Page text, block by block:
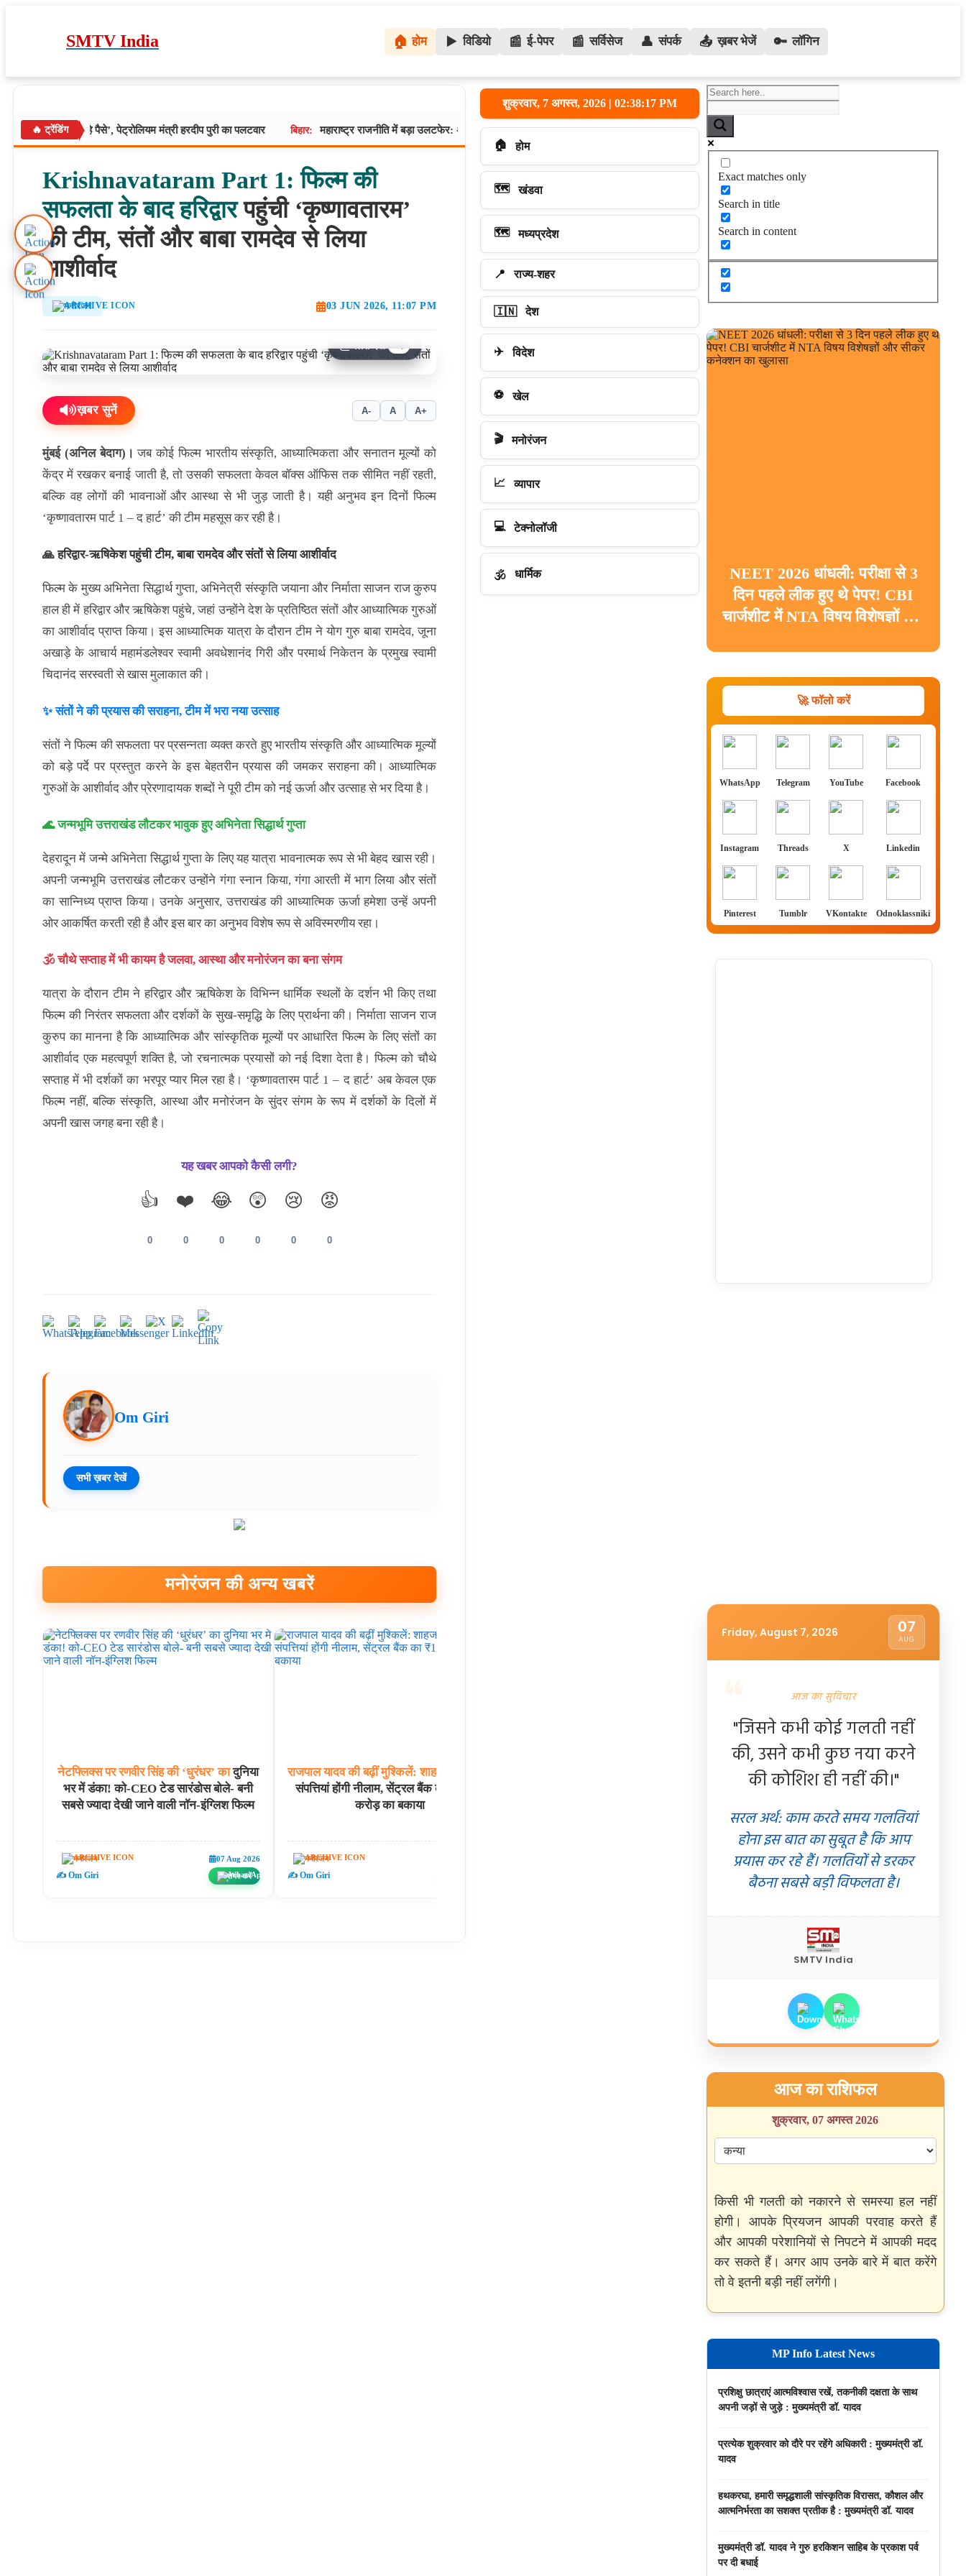
SMTV India 🏠 होम ▶️ विडियो 📰 ई-पेपर 📰 सर्विसेज 👤 संपर्क 📤 ख़बर भेजें 🔑 लॉगिन
🔥 ट्रेंडिंग
रहे पैसे’, पेट्रोलियम मंत्री हरदीप पुरी का पलटवार बिहार: महाराष्ट्र राजनीति में बड़ा उलटफेर: अजित पवार की NCP की रणनीति संभालेंगे प्रशांत किशोर? सुनेत्रा पवार संग 5 घंटे चली बैठक
Krishnavataram Part 1: फिल्म की
सफलता के बाद हरिद्वारपहुंची ‘कृष्णावतारम’
की टीम, संतों और बाबा रामदेव से लिया
आशीर्वाद
मनोरंजन 03 JUN 2026, 11:07 PM
गैलरी देखें +4
ख़बर सुनें A- A A+
मुंबई (अनिल बेदाग)। जब कोई फिल्म भारतीय संस्कृति, आध्यात्मिकता और सनातन मूल्यों को
केंद्र में रखकर बनाई जाती है, तो उसकी सफलता केवल बॉक्स ऑफिस तक सीमित नहीं रहती,
बल्कि वह लोगों की भावनाओं और आस्था से भी जुड़ जाती है। यही अनुभव इन दिनों फिल्म
‘कृष्णावतारम पार्ट 1 – द हार्ट’ की टीम महसूस कर रही है।
🙏 हरिद्वार-ऋषिकेश पहुंची टीम, बाबा रामदेव और संतों से लिया आशीर्वाद
फिल्म के मुख्य अभिनेता सिद्धार्थ गुप्ता, अभिनेत्री संस्कृति जयाना और निर्माता साजन राज कुरुप
हाल ही में हरिद्वार और ऋषिकेश पहुंचे, जहां उन्होंने देश के प्रतिष्ठित संतों और आध्यात्मिक गुरुओं
का आशीर्वाद प्राप्त किया। इस आध्यात्मिक यात्रा के दौरान टीम ने योग गुरु बाबा रामदेव, जूना
अखाड़े के आचार्य महामंडलेश्वर स्वामी अवधेशानंद गिरी और परमार्थ निकेतन के प्रमुख स्वामी
चिदानंद सरस्वती से खास मुलाकात की।
✨ संतों ने की प्रयास की सराहना, टीम में भरा नया उत्साह
संतों ने फिल्म की सफलता पर प्रसन्नता व्यक्त करते हुए भारतीय संस्कृति और आध्यात्मिक मूल्यों
को बड़े पर्दे पर प्रस्तुत करने के इस बेहतरीन प्रयास की जमकर सराहना की। आध्यात्मिक
गुरुओं के आशीर्वाद और प्रेरणादायक शब्दों ने पूरी टीम को नई ऊर्जा और उत्साह से भर दिया है।
🌊 जन्मभूमि उत्तराखंड लौटकर भावुक हुए अभिनेता सिद्धार्थ गुप्ता
देहरादून में जन्मे अभिनेता सिद्धार्थ गुप्ता के लिए यह यात्रा भावनात्मक रूप से भी बेहद खास रही।
अपनी जन्मभूमि उत्तराखंड लौटकर उन्होंने गंगा स्नान किया, गंगा आरती में भाग लिया और संतों
का सान्निध्य प्राप्त किया। उनके अनुसार, उत्तराखंड की आध्यात्मिक ऊर्जा हमेशा उन्हें अपनी
ओर आकर्षित करती रही है और इस बार का अनुभव विशेष रूप से अविस्मरणीय रहा।
🕉️ चौथे सप्ताह में भी कायम है जलवा, आस्था और मनोरंजन का बना संगम
यात्रा के दौरान टीम ने हरिद्वार और ऋषिकेश के विभिन्न धार्मिक स्थलों के दर्शन भी किए तथा
फिल्म की निरंतर सफलता और दर्शकों के सुख-समृद्धि के लिए प्रार्थना की। निर्माता साजन राज
कुरुप का मानना है कि आध्यात्मिक और सांस्कृतिक मूल्यों पर आधारित फिल्म के लिए संतों का
आशीर्वाद एक महत्वपूर्ण शक्ति है, जो रचनात्मक प्रयासों को नई दिशा देता है। फिल्म को चौथे
सप्ताह में भी दर्शकों का भरपूर प्यार मिल रहा है। ‘कृष्णावतारम पार्ट 1 – द हार्ट’ अब केवल एक
फिल्म नहीं, बल्कि संस्कृति, आस्था और मनोरंजन के सुंदर संगम के रूप में दर्शकों के दिलों में
अपनी खास जगह बना रही है।
यह खबर आपको कैसी लगी?
👍
0
❤️
0
😂
0
😲
0
😢
0
😡
0
Om Giri
सभी ख़बर देखें
मनोरंजन की अन्य खबरें
नेटफ्लिक्स पर रणवीर सिंह की ‘धुरंधर’ कादुनिया
भर में डंका! को-CEO टेड सारंडोस बोले- बनी
सबसे ज्यादा देखी जाने वाली नॉन-इंग्लिश फिल्म
मनोरंजन 07 Aug 2026
✍️ Om Giri शेयर करें
राजपाल यादव की बढ़ीं मुश्किलें: शाहजहांपुर
संपत्तियां होंगी नीलाम, सेंट्रल बैंक का ₹16.61
करोड़ का बकाया
मनोरंजन
✍️ Om Giri
दुबले लुक पर सलमान खान ने तोड़ी
सोहेल संग शो में बताया फिटनेस का राज, 16
मनोरंजन 04 Aug 2026
✍️ Om Giri
शुक्रवार, 7 अगस्त, 2026 | 02:38:18 PM
🏠 होम
🗺️ खंडवा
🗺️ मध्यप्रदेश
📍 राज्य-शहर
🇮🇳 देश
✈️ विदेश
⚽ खेल
🎬 मनोरंजन
📈 व्यापार
💻 टेक्नोलॉजी
🕉️ धार्मिक
Exact matches only
Search in title
Search in content
NEET 2026 धांधली: परीक्षा से 3
दिन पहले लीक हुए थे पेपर! CBI
चार्जशीट में NTA विषय विशेषज्ञों और
🚀 फॉलो करें
WhatsApp Telegram YouTube Facebook
Instagram Threads X Linkedin
Pinterest Tumblr VKontakte Odnoklassniki
Friday, August 7, 2026 07
AUG
आज का सुविचार
"जिसने कभी कोई गलती नहीं
की, उसने कभी कुछ नया करने
की कोशिश ही नहीं की।"
सरल अर्थ: काम करते समय गलतियां
होना इस बात का सुबूत है कि आप
प्रयास कर रहे हैं। गलतियों से डरकर
बैठना सबसे बड़ी विफलता है।
SMTV India
आज का राशिफल
शुक्रवार, 07 अगस्त 2026
किसी भी गलती को नकारने से समस्या हल नहीं
होगी। आपके प्रियजन आपकी परवाह करते हैं
और आपकी परेशानियों से निपटने में आपकी मदद
कर सकते हैं। अगर आप उनके बारे में बात करेंगे
तो वे इतनी बड़ी नहीं लगेंगी।
MP Info Latest News
प्रशिक्षु छात्राएं आत्मविश्वास रखें, तकनीकी दक्षता के साथ
अपनी जड़ों से जुड़े : मुख्यमंत्री डॉ. यादव
प्रत्येक शुक्रवार को दौरे पर रहेंगे अधिकारी : मुख्यमंत्री डॉ.
यादव
हथकरघा, हमारी समृद्धशाली सांस्कृतिक विरासत, कौशल और
आत्मनिर्भरता का सशक्त प्रतीक है : मुख्यमंत्री डॉ. यादव
मुख्यमंत्री डॉ. यादव ने गुरु हरकिशन साहिब के प्रकाश पर्व
पर दी बधाई